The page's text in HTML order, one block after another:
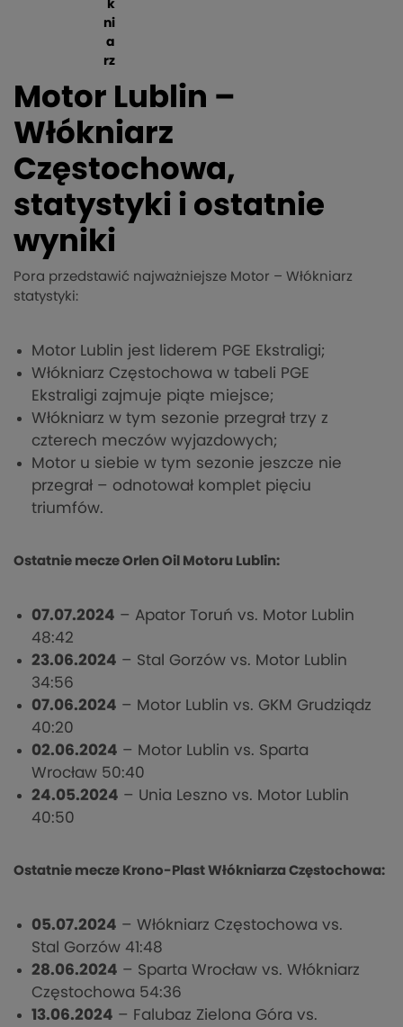
k
ni
a
rz
Motor Lublin –
Włókniarz
Częstochowa,
statystyki i ostatnie
wyniki
Pora przedstawić najważniejsze Motor – Włókniarz
statystyki:
Motor Lublin jest liderem PGE Ekstraligi;
Włókniarz Częstochowa w tabeli PGE
Ekstraligi zajmuje piąte miejsce;
Włókniarz w tym sezonie przegrał trzy z
czterech meczów wyjazdowych;
Motor u siebie w tym sezonie jeszcze nie
przegrał – odnotował komplet pięciu
triumfów.
Ostatnie mecze Orlen Oil Motoru Lublin:
07.07.2024 – Apator Toruń vs. Motor Lublin
48:42
23.06.2024 – Stal Gorzów vs. Motor Lublin
34:56
07.06.2024 – Motor Lublin vs. GKM Grudziądz
40:20
02.06.2024 – Motor Lublin vs. Sparta
Wrocław 50:40
24.05.2024 – Unia Leszno vs. Motor Lublin
40:50
Ostatnie mecze Krono-Plast Włókniarza Częstochowa:
05.07.2024 – Włókniarz Częstochowa vs.
Stal Gorzów 41:48
28.06.2024 – Sparta Wrocław vs. Włókniarz
Częstochowa 54:36
13.06.2024 – Falubaz Zielona Góra vs.